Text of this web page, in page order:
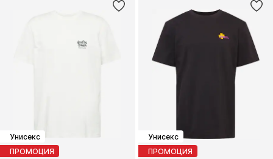
Унисекс
ПРОМОЦИЯ
Унисекс
ПРОМОЦИЯ